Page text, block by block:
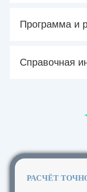
Программа и
Справочная
РАСЧЁТ